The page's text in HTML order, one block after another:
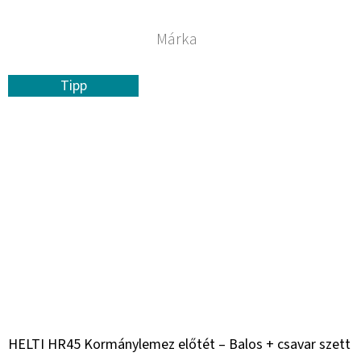
Márka
Tipp
HELTI HR45 Kormánylemez előtét – Balos + csavar szett